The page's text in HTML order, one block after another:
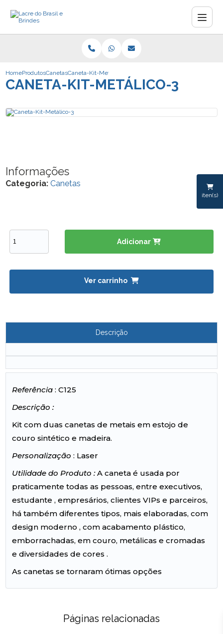
iten(s)
HomeProdutosCanetasCaneta-Kit-Metálico-3
CANETA-KIT-METÁLICO-3
Informações
Categoria: Canetas
Adicionar
Ver carrinho
Descrição
Referência : C125
Descrição :
Kit com duas canetas de metais em estojo de
couro sintético e madeira.
Personalização: Laser
Utilidade do Produto :A caneta é usada por
praticamente todas as pessoas, entre executivos,
estudante , empresários, clientes VIPs e parceiros,
há também diferentes tipos, mais elaboradas, com
design moderno , com acabamento plástico,
emborrachadas, em couro, metálicas e cromadas
e diversidades de cores .
As canetas se tornaram ótimas opções
Páginas relacionadas